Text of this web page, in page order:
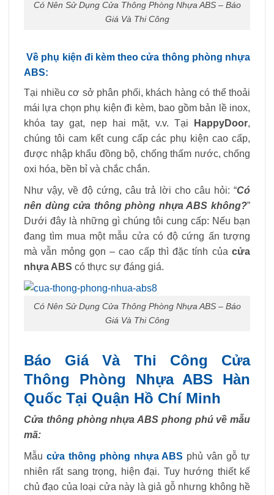
Có Nên Sử Dụng Cửa Thông Phòng Nhựa ABS – Báo
Giá Và Thi Công
Về phụ kiện đi kèm theo cửa thông phòng nhựa
ABS:
Tại nhiều cơ sở phân phối, khách hàng có thể thoải
mái lựa chọn phụ kiện đi kèm, bao gồm bản lề inox,
khóa tay gạt, nẹp hai mặt, v.v. Tại
HappyDoor,
chúng tôi cam kết cung cấp các phụ kiện cao cấp,
được nhập khẩu đồng bộ, chống thấm nước, chống
oxi hóa, bền bỉ và chắc chắn.
Như vậy, về độ cứng, câu trả lời cho câu hỏi: “Có
nên dùng cửa thông phòng nhựa ABS không?”
Dưới đây là những gì chúng tôi cung cấp: Nếu bạn
đang tìm mua một mẫu cửa có độ cứng ấn tượng
mà vẫn mỏng gọn – cao cấp thì đặc tính của cửa
nhựa ABS có thực sự đáng giá.
Có Nên Sử Dụng Cửa Thông Phòng Nhựa ABS – Báo
Giá Và Thi Công
Báo Giá Và Thi Công Cửa
Thông Phòng Nhựa ABS Hàn
Quốc Tại Quận Hồ Chí Minh
Cửa thông phòng nhựa ABS phong phú về mẫu
mã:
Mẫu cửa thông phòng nhựa ABS phủ vân gỗ tự
nhiên rất sang trọng, hiện đại. Tuy hướng thiết kế
chủ đạo của loại cửa này là giả gỗ nhưng không hề